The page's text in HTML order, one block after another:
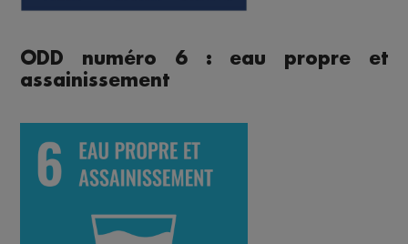
ODD numéro 6 : eau propre et
assainissement